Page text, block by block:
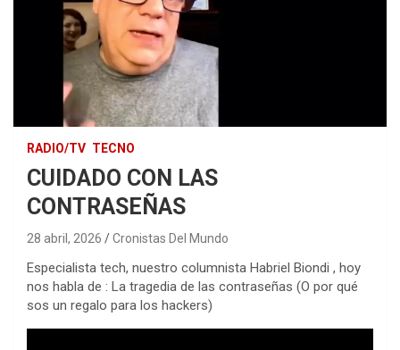
RADIO/TV TECNO
CUIDADO CON LAS
CONTRASEÑAS
28 abril, 2026 Cronistas Del Mundo
Especialista tech, nuestro columnista Habriel Biondi , hoy
nos habla de : La tragedia de las contraseñas (O por qué
sos un regalo para los hackers)